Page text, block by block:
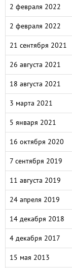
2 февраля 2022
2 февраля 2022
21 сентября 2021
26 августа 2021
18 августа 2021
3 марта 2021
5 января 2021
16 октября 2020
7 сентября 2019
11 августа 2019
24 апреля 2019
14 декабря 2018
4 декабря 2017
15 мая 2013